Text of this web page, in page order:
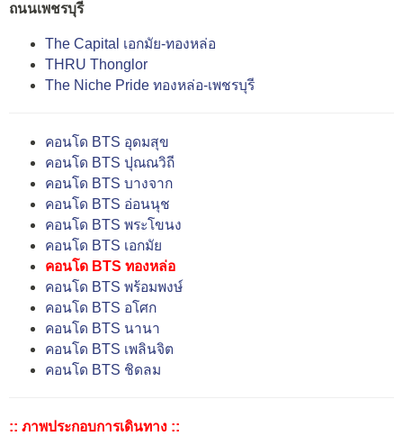
ถนนเพชรบุรี
The Capital เอกมัย-ทองหล่อ
THRU Thonglor
The Niche Pride ทองหล่อ-เพชรบุรี
คอนโด BTS อุดมสุข
คอนโด BTS ปุณณวิถี
คอนโด BTS บางจาก
คอนโด BTS อ่อนนุช
คอนโด BTS พระโขนง
คอนโด BTS เอกมัย
คอนโด BTS ทองหล่อ
คอนโด BTS พร้อมพงษ์
คอนโด BTS อโศก
คอนโด BTS นานา
คอนโด BTS เพลินจิต
คอนโด BTS ชิดลม
:: ภาพประกอบการเดินทาง ::